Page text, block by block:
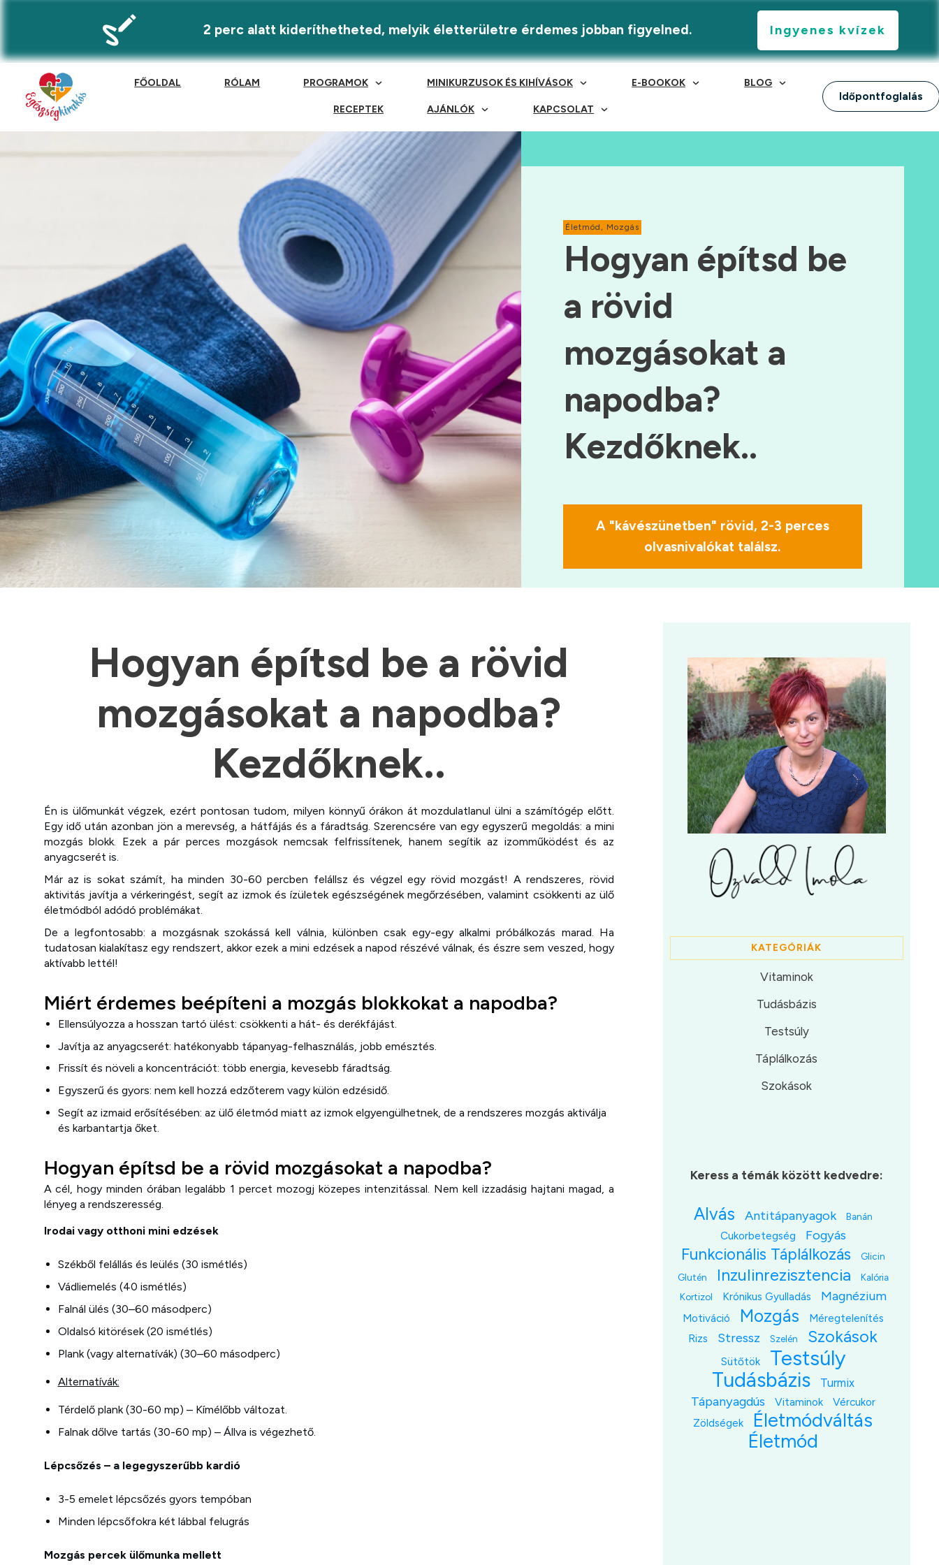
FŐOLDAL RÓLAM PROGRAMOK MINIKURZUSOK ÉS KIHÍVÁSOK E-BOOKOK BLOG
RECEPTEK AJÁNLÓK KAPCSOLAT
Időpontfoglalás
2 perc alatt kideríthetheted, melyik életterületre érdemes jobban figyelned. Ingyenes kvízek
Életmód , Mozgás
Hogyan építsd be
a rövid
mozgásokat a
napodba?
Kezdőknek..
A "kávészünetben" rövid, 2-3 perces
olvasnivalókat találsz.
Hogyan építsd be a rövid
mozgásokat a napodba?
Kezdőknek..
Én is ülőmunkát végzek, ezért pontosan tudom, milyen könnyű órákon át mozdulatlanul ülni a számítógép előtt.
Egy idő után azonban jön a merevség, a hátfájás és a fáradtság. Szerencsére van egy egyszerű megoldás: a mini
mozgás blokk. Ezek a pár perces mozgások nemcsak felfrissítenek, hanem segítik az izomműködést és az
anyagcserét is.
Már az is sokat számít, ha minden 30-60 percben felállsz és végzel egy rövid mozgást! A rendszeres, rövid
aktivitás javítja a vérkeringést, segít az izmok és ízületek egészségének megőrzésében, valamint csökkenti az ülő
életmódból adódó problémákat.
De a legfontosabb: a mozgásnak szokássá kell válnia, különben csak egy-egy alkalmi próbálkozás marad. Ha
tudatosan kialakítasz egy rendszert, akkor ezek a mini edzések a napod részévé válnak, és észre sem veszed, hogy
aktívabb lettél!
Miért érdemes beépíteni a mozgás blokkokat a napodba?
Ellensúlyozza a hosszan tartó ülést: csökkenti a hát- és derékfájást.
Javítja az anyagcserét: hatékonyabb tápanyag-felhasználás, jobb emésztés.
Frissít és növeli a koncentrációt: több energia, kevesebb fáradtság.
Egyszerű és gyors: nem kell hozzá edzőterem vagy külön edzésidő.
Segít az izmaid erősítésében: az ülő életmód miatt az izmok elgyengülhetnek, de a rendszeres mozgás aktiválja
és karbantartja őket.
Hogyan építsd be a rövid mozgásokat a napodba?
A cél, hogy minden órában legalább 1 percet mozogj közepes intenzitással. Nem kell izzadásig hajtani magad, a
lényeg a rendszeresség.
Irodai vagy otthoni mini edzések
Székből felállás és leülés (30 ismétlés)
Vádliemelés (40 ismétlés)
Falnál ülés (30–60 másodperc)
Oldalsó kitörések (20 ismétlés)
Plank (vagy alternatívák) (30–60 másodperc)
Alternatívák:
Térdelő plank (30-60 mp) – Kímélőbb változat.
Falnak dőlve tartás (30-60 mp) – Állva is végezhető.
Lépcsőzés – a legegyszerűbb kardió
3-5 emelet lépcsőzés gyors tempóban
Minden lépcsőfokra két lábbal felugrás
Mozgás percek ülőmunka mellett
KATEGÓRIÁK
Vitaminok
Tudásbázis
Testsúly
Táplálkozás
Szokások
Keress a témák között kedvedre:
Alvás Antitápanyagok Banán
Cukorbetegség Fogyás
Funkcionális Táplálkozás
Glicin
Glutén
Inzulinrezisztencia
Kalória
Kortizol
Krónikus Gyulladás Magnézium
Motiváció Mozgás
Méregtelenítés
Rizs
Stressz Szelén Szokások
Sütőtök Testsúly
Tudásbázis Turmix
Tápanyagdús Vitaminok
Vércukor
Zöldségek
Életmódváltás
Életmód